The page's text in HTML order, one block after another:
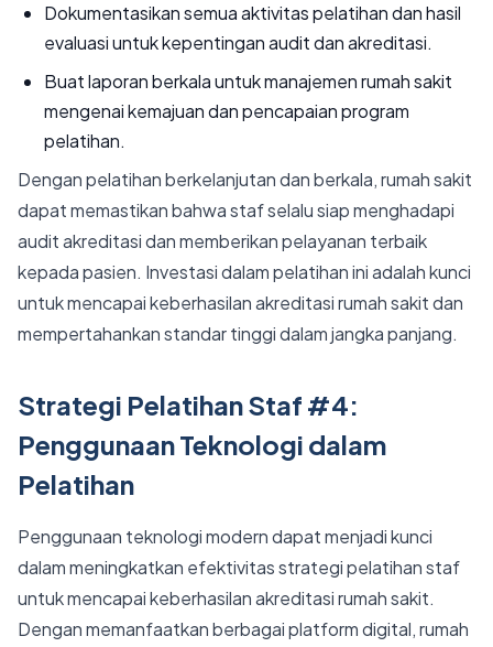
Dokumentasikan semua aktivitas pelatihan dan hasil
evaluasi untuk kepentingan audit dan akreditasi.
Buat laporan berkala untuk manajemen rumah sakit
mengenai kemajuan dan pencapaian program
pelatihan.
Dengan pelatihan berkelanjutan dan berkala, rumah sakit
dapat memastikan bahwa staf selalu siap menghadapi
audit akreditasi dan memberikan pelayanan terbaik
kepada pasien. Investasi dalam pelatihan ini adalah kunci
untuk mencapai keberhasilan akreditasi rumah sakit dan
mempertahankan standar tinggi dalam jangka panjang.
Strategi Pelatihan Staf #4:
Penggunaan Teknologi dalam
Pelatihan
Penggunaan teknologi modern dapat menjadi kunci
dalam meningkatkan efektivitas strategi pelatihan staf
untuk mencapai keberhasilan akreditasi rumah sakit.
Dengan memanfaatkan berbagai platform digital, rumah